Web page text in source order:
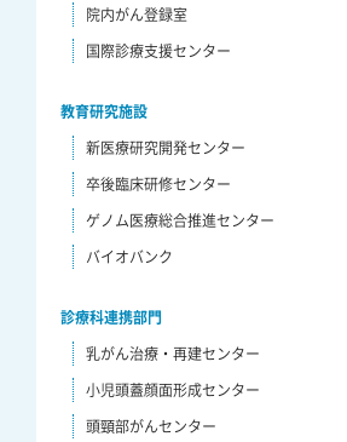
院内がん登録室
国際診療支援センター
教育研究施設
新医療研究開発センター
卒後臨床研修センター
ゲノム医療総合推進センター
バイオバンク
診療科連携部門
乳がん治療・再建センター
小児頭蓋顔面形成センター
頭頸部がんセンター